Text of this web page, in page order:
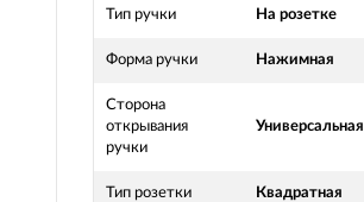
Тип ручки На розетке
Форма ручки Нажимная
Сторона
открывания
ручки
Универсальная
Тип розетки Квадратная